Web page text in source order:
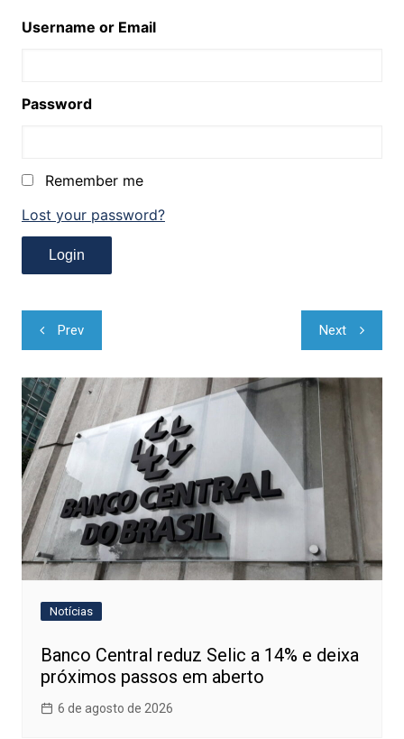
Username or Email
Password
Remember me
Lost your password?
Navegação
de
Post
Prev Next
Notícias
Banco Central reduz Selic a 14% e deixa
próximos passos em aberto
6 de agosto de 2026